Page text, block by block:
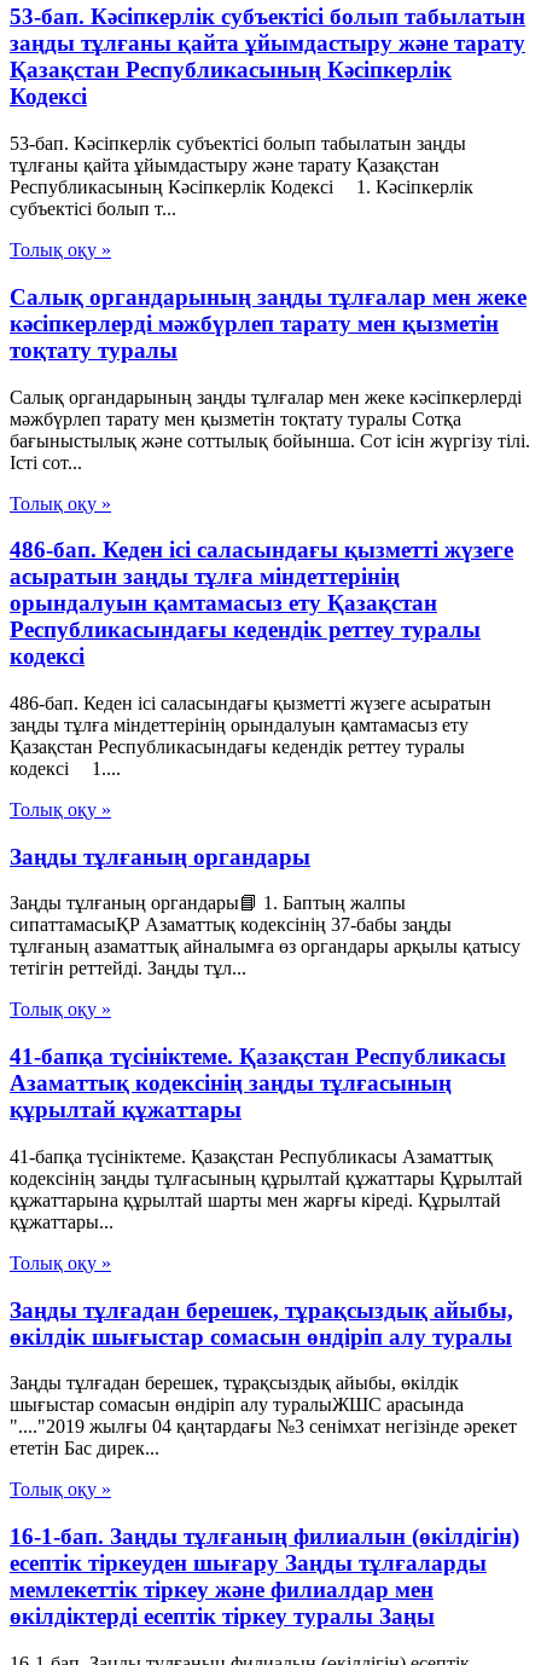
53-бап. Кәсіпкерлік субъектісі болып табылатын
заңды тұлғаны қайта ұйымдастыру және тарату
Қазақстан Республикасының Кәсіпкерлік
Кодексі
53-бап. Кәсіпкерлік субъектісі болып табылатын заңды
тұлғаны қайта ұйымдастыру және тарату Қазақстан
Республикасының Кәсіпкерлік Кодексі 1. Кәсіпкерлік
субъектісі болып т...
Толық оқу »
Салық органдарының заңды тұлғалар мен жеке
кәсіпкерлерді мәжбүрлеп тарату мен қызметін
тоқтату туралы
Салық органдарының заңды тұлғалар мен жеке кәсіпкерлерді
мәжбүрлеп тарату мен қызметін тоқтату туралы Сотқа
бағыныстылық және соттылық бойынша. Сот ісін жүргізу тілі.
Істі сот...
Толық оқу »
486-бап. Кеден ісі саласындағы қызметті жүзеге
асыратын заңды тұлға міндеттерінің
орындалуын қамтамасыз ету Қазақстан
Республикасындағы кедендік реттеу туралы
кодексі
486-бап. Кеден ісі саласындағы қызметті жүзеге асыратын
заңды тұлға міндеттерінің орындалуын қамтамасыз ету
Қазақстан Республикасындағы кедендік реттеу туралы
кодексі 1....
Толық оқу »
Заңды тұлғаның органдары
Заңды тұлғаның органдары📘 1. Баптың жалпы
сипаттамасыҚР Азаматтық кодексінің 37-бабы заңды
тұлғаның азаматтық айналымға өз органдары арқылы қатысу
тетігін реттейді. Заңды тұл...
Толық оқу »
41-бапқа түсініктеме. Қазақстан Республикасы
Азаматтық кодексінің заңды тұлғасының
құрылтай құжаттары
41-бапқа түсініктеме. Қазақстан Республикасы Азаматтық
кодексінің заңды тұлғасының құрылтай құжаттары Құрылтай
құжаттарына құрылтай шарты мен жарғы кіреді. Құрылтай
құжаттары...
Толық оқу »
Заңды тұлғадан берешек, тұрақсыздық айыбы,
өкілдік шығыстар сомасын өндіріп алу туралы
Заңды тұлғадан берешек, тұрақсыздық айыбы, өкілдік
шығыстар сомасын өндіріп алу туралыЖШС арасында
"...."2019 жылғы 04 қаңтардағы №3 сенімхат негізінде әрекет
ететін Бас дирек...
Толық оқу »
16-1-бап. Заңды тұлғаның филиалын (өкiлдiгiн)
есептiк тiркеуден шығару Заңды тұлғаларды
мемлекеттік тіркеу және филиалдар мен
өкілдіктерді есептік тіркеу туралы Заңы